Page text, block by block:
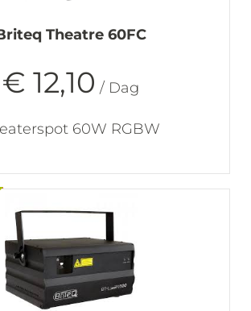
Theatre 60FC
€ 12,10 / Dag
60W RGBW